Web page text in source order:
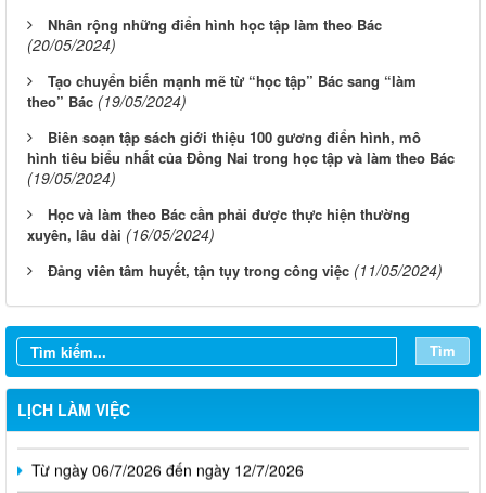
Nhân rộng những điển hình học tập làm theo Bác
(20/05/2024)
Tạo chuyển biến mạnh mẽ từ “học tập” Bác sang “làm
theo” Bác (19/05/2024)
Biên soạn tập sách giới thiệu 100 gương điển hình, mô
hình tiêu biểu nhất của Đồng Nai trong học tập và làm theo Bác
(19/05/2024)
Học và làm theo Bác cần phải được thực hiện thường
xuyên, lâu dài (16/05/2024)
Đảng viên tâm huyết, tận tụy trong công việc (11/05/2024)
Tìm
LỊCH LÀM VIỆC
Từ ngày 03/8/2026 đến ngày 09/8/2026
Từ ngày 27/7/2026 đến ngày 02/8/2026
Từ ngày 20/7/2026 đến ngày 26/7/2026
Từ ngày 13/7/2026 đến ngày 18/7/2026
Từ ngày 06/7/2026 đến ngày 12/7/2026